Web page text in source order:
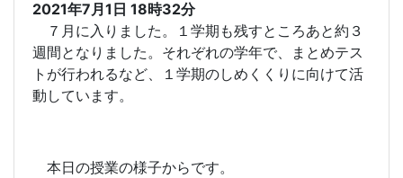
2021年7月1日 18時32分
７月に入りました。１学期も残すところあと約３
週間となりました。それぞれの学年で、まとめテス
トが行われるなど、１学期のしめくくりに向けて活
動しています。
本日の授業の様子からです。